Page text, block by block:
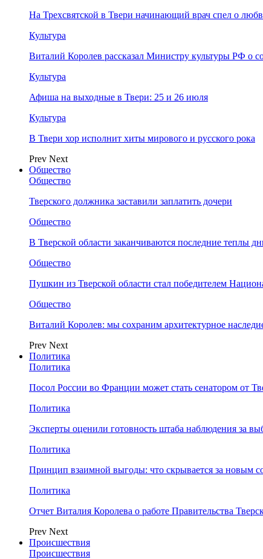
На Трехсвятской в Твери начинающий врач спел о
Культура
Виталий Королев рассказал Министру культуры РФ о
Культура
Афиша на выходные в Твери: 25 и 26 июля
Культура
В Твери хор исполнит хиты мирового и русского рока
Prev Next
Общество
Общество
Тверского должника заставили заплатить дочери
Общество
В Тверской области заканчиваются последние теплы
Общество
Пушкин из Тверской области стал победителем
Общество
Виталий Королев: мы сохраним архитектурное
Prev Next
Политика
Политика
Посол России во Франции может стать сенатором от
Политика
Эксперты оценили готовность штаба наблюдения за
Политика
Принцип взаимной выгоды: что скрывается за новым
Политика
Отчет Виталия Королева о работе Правительства
Prev Next
Происшествия
Происшествия